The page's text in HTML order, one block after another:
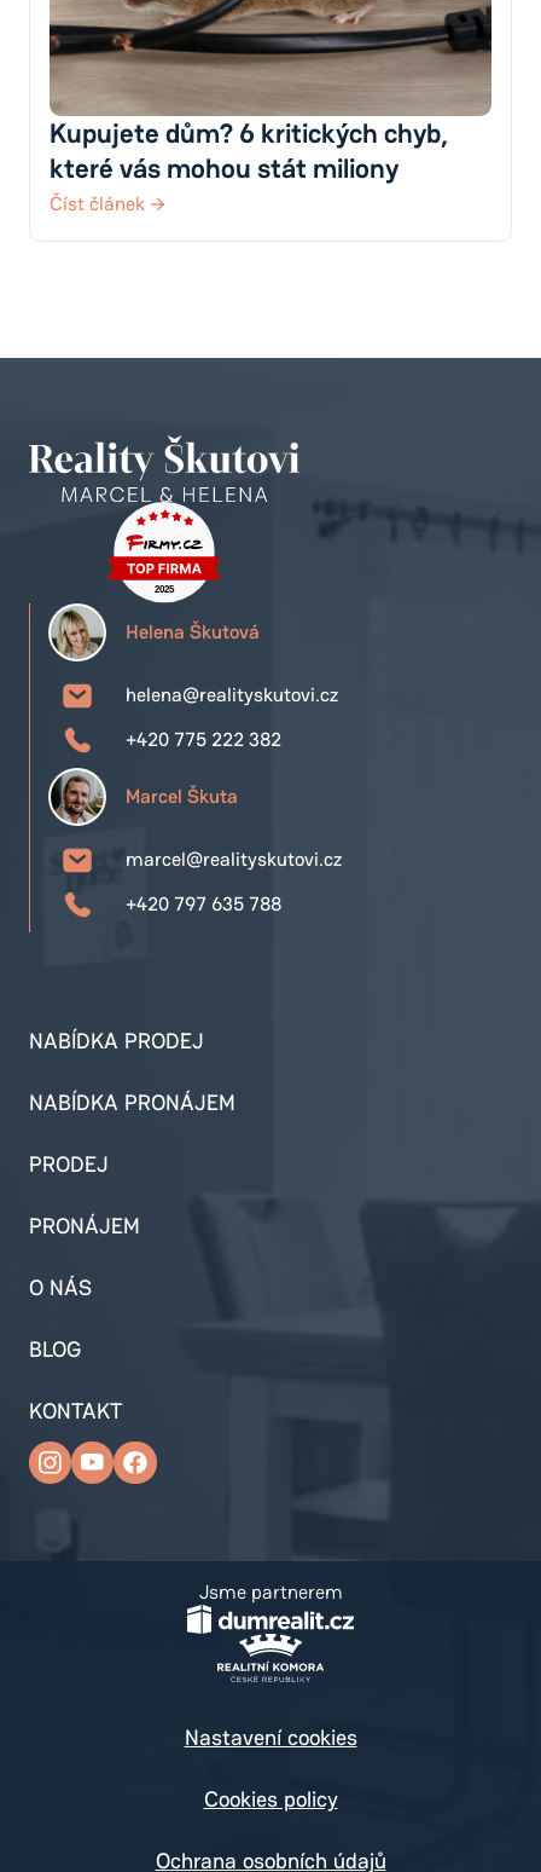
Kupujete dům? 6 kritických chyb,
které vás mohou stát miliony
Číst článek →
Helena Škutová
helena@realityskutovi.cz
+420 775 222 382
Marcel Škuta
marcel@realityskutovi.cz
+420 797 635 788
NABÍDKA PRODEJ
NABÍDKA PRONÁJEM
PRODEJ
PRONÁJEM
O NÁS
BLOG
KONTAKT
Jsme partnerem
Nastavení cookies
Cookies policy
Ochrana osobních údajů